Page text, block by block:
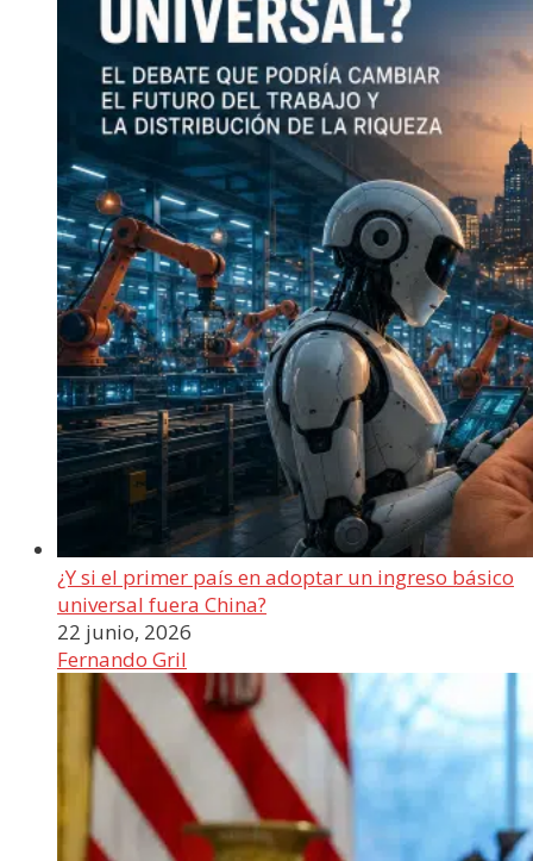
¿Y si el primer país en adoptar un ingreso básico
universal fuera China?
22 junio, 2026
Fernando Gril